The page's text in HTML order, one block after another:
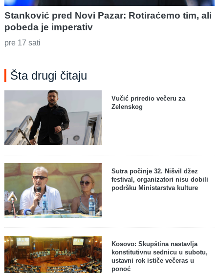
Stanković pred Novi Pazar: Rotiraćemo tim, ali
pobeda je imperativ
pre 17 sati
Šta drugi čitaju
Vučić priredio večeru za
Zelenskog
Sutra počinje 32. Nišvil džez
festival, organizatori nisu dobili
podršku Ministarstva kulture
Kosovo: Skupština nastavlja
konstitutivnu sednicu u subotu,
ustavni rok ističe večeras u
ponoć